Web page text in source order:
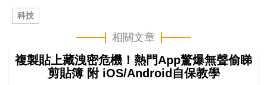
科技
相關文章
複製貼上藏洩密危機！熱門App驚爆無聲偷睇
剪貼簿 附 iOS/Android自保教學